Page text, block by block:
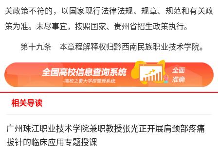
关政策不符的，以国家现行法律法规、规章、规范和有关政
策为准。未尽事宜，按照国家、贵州省招生政策执行。
第十九条 本章程解释权归黔西南民族职业技术学院。
相关导读
广州珠江职业技术学院兼职教授张光正开展肩颈部疼痛
拔针的临床应用专题授课